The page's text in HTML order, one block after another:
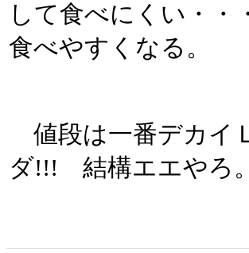
して食べにくい・・
食べやすくなる。
値段は一番デカイ
ダ!!! 結構エエやろ